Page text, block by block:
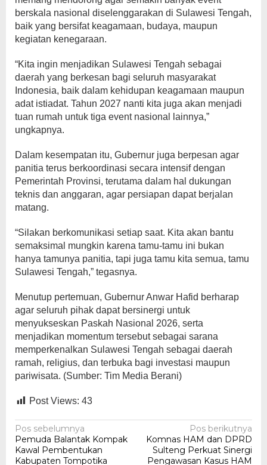
berskala nasional diselenggarakan di Sulawesi Tengah,
baik yang bersifat keagamaan, budaya, maupun
kegiatan kenegaraan.
“Kita ingin menjadikan Sulawesi Tengah sebagai
daerah yang berkesan bagi seluruh masyarakat
Indonesia, baik dalam kehidupan keagamaan maupun
adat istiadat. Tahun 2027 nanti kita juga akan menjadi
tuan rumah untuk tiga event nasional lainnya,”
ungkapnya.
Dalam kesempatan itu, Gubernur juga berpesan agar
panitia terus berkoordinasi secara intensif dengan
Pemerintah Provinsi, terutama dalam hal dukungan
teknis dan anggaran, agar persiapan dapat berjalan
matang.
“Silakan berkomunikasi setiap saat. Kita akan bantu
semaksimal mungkin karena tamu-tamu ini bukan
hanya tamunya panitia, tapi juga tamu kita semua, tamu
Sulawesi Tengah,” tegasnya.
Menutup pertemuan, Gubernur Anwar Hafid berharap
agar seluruh pihak dapat bersinergi untuk
menyukseskan Paskah Nasional 2026, serta
menjadikan momentum tersebut sebagai sarana
memperkenalkan Sulawesi Tengah sebagai daerah
ramah, religius, dan terbuka bagi investasi maupun
pariwisata. (Sumber: Tim Media Berani)
Post Views: 43
Navigasi
pos
Pos sebelumnya
Pemuda Balantak Kompak
Kawal Pembentukan
Kabupaten Tompotika
Pos berikutnya
Komnas HAM dan DPRD
Sulteng Perkuat Sinergi
Pengawasan Kasus HAM